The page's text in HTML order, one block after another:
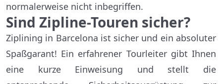
normalerweise nicht inbegriffen.
Sind Zipline-Touren sicher?
Ziplining in Barcelona ist sicher und ein absoluter
Spaßgarant! Ein erfahrener Tourleiter gibt Ihnen
eine kurze Einweisung und stellt die